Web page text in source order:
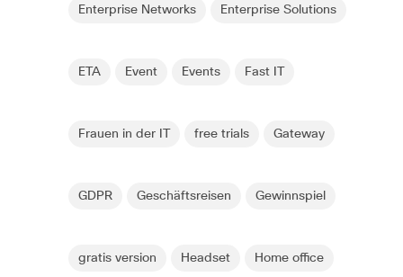
Enterprise Networks Enterprise Solutions
ETA Event Events Fast IT
Frauen in der IT free trials Gateway
GDPR Geschäftsreisen Gewinnspiel
gratis version Headset Home office